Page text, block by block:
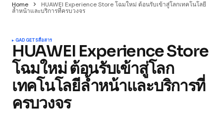
Home
HUAWEI Experience Store โฉมใหม่ ต้อนรับเข้าสู่โลกเทคโนโลยี
ล้ำหน้าและบริการที่ครบวงจร
GADGETSสื่อสาร
HUAWEI Experience Store
โฉมใหม่ ต้อนรับเข้าสู่โลก
เทคโนโลยีล้ำหน้าและบริการที่
ครบวงจร